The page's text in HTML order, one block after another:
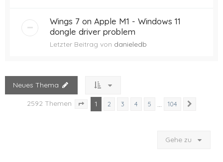
Wings 7 on Apple M1 - Windows 11
dongle driver problem
Letzter Beitrag von danieledb
Neues Thema
2592 Themen Seite von 104
1 2 3 4 5 104
Gehe zu